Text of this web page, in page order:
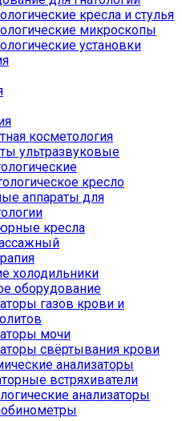
кресла и стулья
микроскопы
установки
косметология
ультразвуковые
кресло
аппараты для
кресла
холодильники
оборудование
газов крови и
мочи
свёртывания крови
анализаторы
встряхиватели
анализаторы